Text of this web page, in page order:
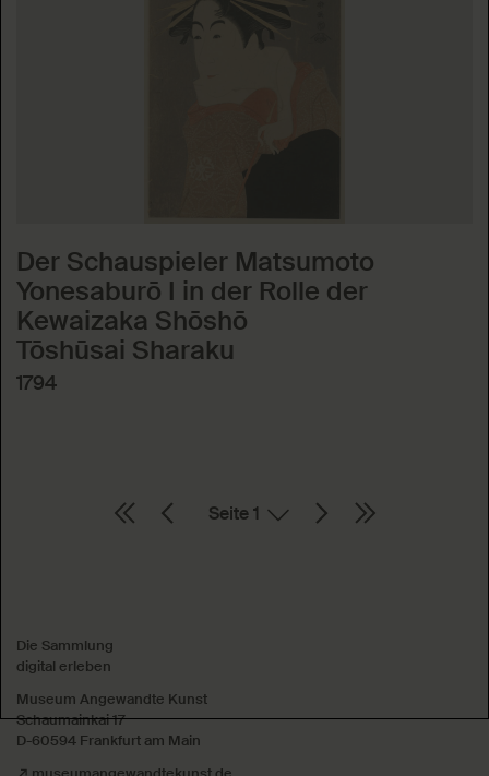
Der Schauspieler Matsumoto
Yonesaburō I in der Rolle der
Kewaizaka Shōshō
Tōshūsai Sharaku
1794
Die Sammlung
digital erleben
Museum Angewandte Kunst
Schaumainkai 17
D-60594 Frankfurt am Main
museumangewandtekunst.de